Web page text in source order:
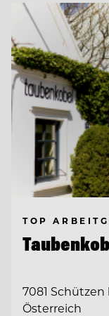
TOP
7081
Österreich